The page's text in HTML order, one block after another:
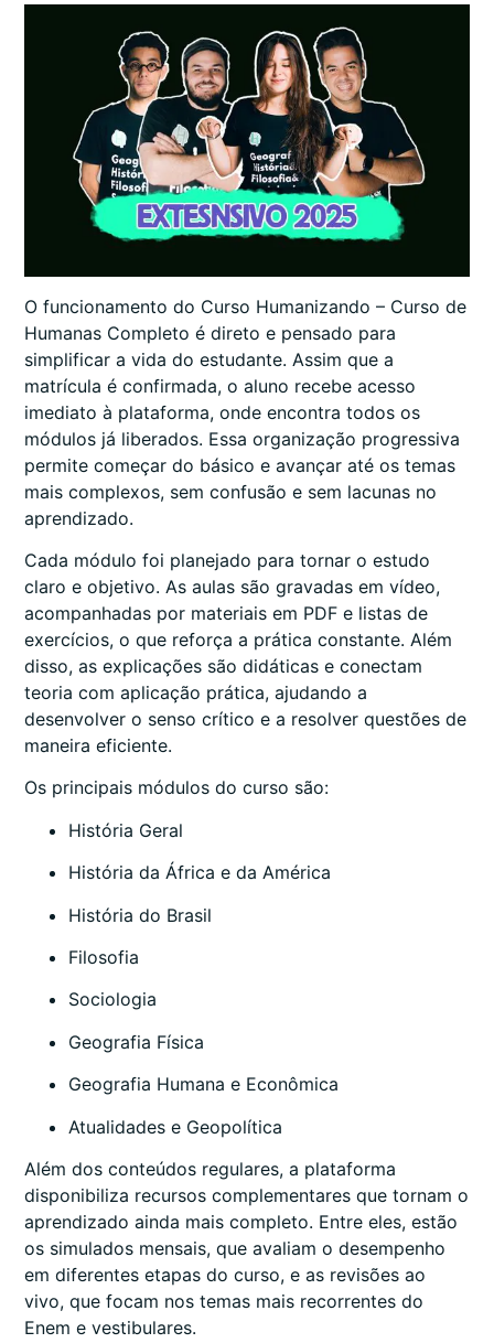
O funcionamento do Curso Humanizando – Curso de
Humanas Completo é direto e pensado para
simplificar a vida do estudante. Assim que a
matrícula é confirmada, o aluno recebe acesso
imediato à plataforma, onde encontra todos os
módulos já liberados. Essa organização progressiva
permite começar do básico e avançar até os temas
mais complexos, sem confusão e sem lacunas no
aprendizado.
Cada módulo foi planejado para tornar o estudo
claro e objetivo. As aulas são gravadas em vídeo,
acompanhadas por materiais em PDF e listas de
exercícios, o que reforça a prática constante. Além
disso, as explicações são didáticas e conectam
teoria com aplicação prática, ajudando a
desenvolver o senso crítico e a resolver questões de
maneira eficiente.
Os principais módulos do curso são:
História Geral
História da África e da América
História do Brasil
Filosofia
Sociologia
Geografia Física
Geografia Humana e Econômica
Atualidades e Geopolítica
Além dos conteúdos regulares, a plataforma
disponibiliza recursos complementares que tornam o
aprendizado ainda mais completo. Entre eles, estão
os simulados mensais, que avaliam o desempenho
em diferentes etapas do curso, e as revisões ao
vivo, que focam nos temas mais recorrentes do
Enem e vestibulares.